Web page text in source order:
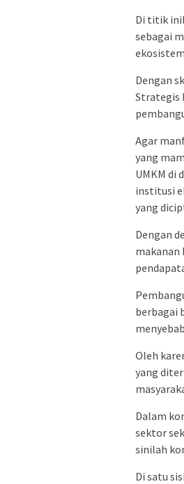
Di titik
sebagai
Dengan
Strategis
Agar
yang
UMKM di
institusi
yang
Dengan
makanan
berbagai
Oleh
yang
Dalam
sektor
sinilah
Di satu